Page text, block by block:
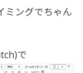
ミングでちゃん
で